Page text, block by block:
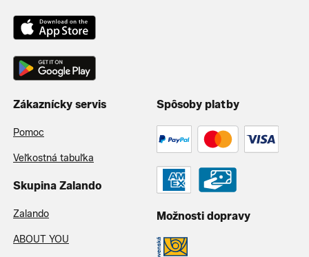
Zákaznícky servis
Pomoc
Veľkostná tabuľka
Skupina Zalando
Zalando
ABOUT YOU
Spôsoby platby
Možnosti dopravy